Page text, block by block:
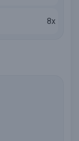
8x